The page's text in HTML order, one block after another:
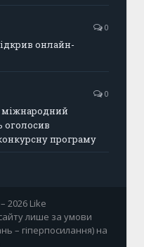
0
онлайн-
0
міжнародний
оголосив
програму
2026 Like
лише за умови
– гіперпосилання) на